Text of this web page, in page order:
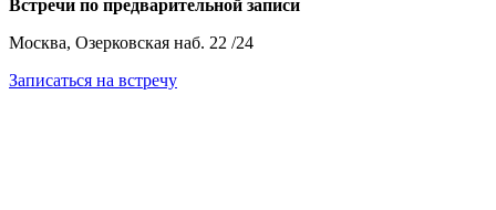
Встречи по предварительной записи
Москва, Озерковская наб. 22 /24
Записаться на встречу